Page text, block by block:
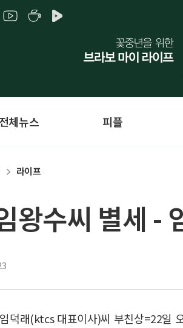
전체뉴스 피플
라이프
왕수씨 별세 -
덕래(ktcs 대표이사)씨 부친상=22일